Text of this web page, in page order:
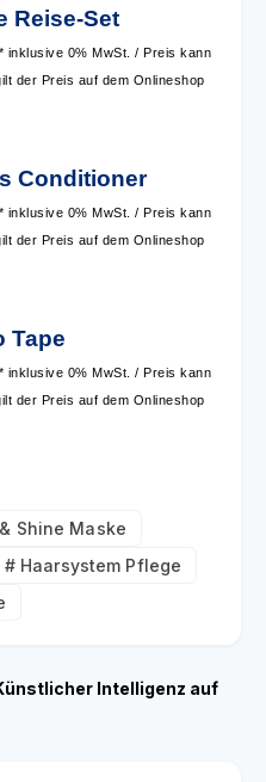
Reise-Set
* inklusive 0% MwSt. / Preis kann
der Preis auf dem Onlineshop
Conditioner
* inklusive 0% MwSt. / Preis kann
der Preis auf dem Onlineshop
Tape
* inklusive 0% MwSt. / Preis kann
der Preis auf dem Onlineshop
Shine Maske
# Haarsystem Pflege
Intelligenz auf